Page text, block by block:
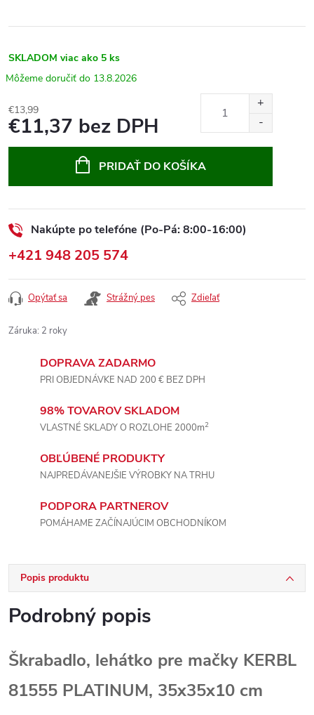
SKLADOM viac ako 5 ks
13.8.2026
€13,99
€11,37 bez DPH
PRIDAŤ DO KOŠÍKA
Nakúpte po telefóne (Po-Pá: 8:00-16:00)
+421 948 205 574
Opýtať sa Strážný pes Zdieľať
Záruka: 2 roky
DOPRAVA ZADARMO
PRI OBJEDNÁVKE NAD 200 € BEZ DPH
98% TOVAROV SKLADOM
VLASTNÉ SKLADY O ROZLOHE 2000m2
OBĽÚBENÉ PRODUKTY
NAJPREDÁVANEJŠIE VÝROBKY NA TRHU
PODPORA PARTNEROV
POMÁHAME ZAČÍNAJÚCIM OBCHODNÍKOM
Popis produktu
Podrobný popis
Škrabadlo, lehátko pre mačky KERBL
81555 PLATINUM, 35x35x10 cm